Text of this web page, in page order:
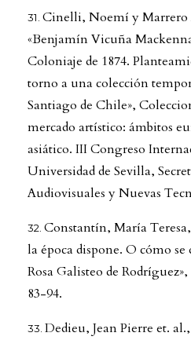
Cinelli, Noemí y
«Benjamín Vicuña
Coloniaje de 1874.
torno a una colección
Santiago de Chile»,
mercado artístico: ámbitos
asiático. III Congreso
Universidad de Sevilla,
Audiovisuales y Nuevas
Constantín, María
la época dispone. O cómo
Rosa Galisteo de
83-94.
Dedieu, Jean Pierre et.